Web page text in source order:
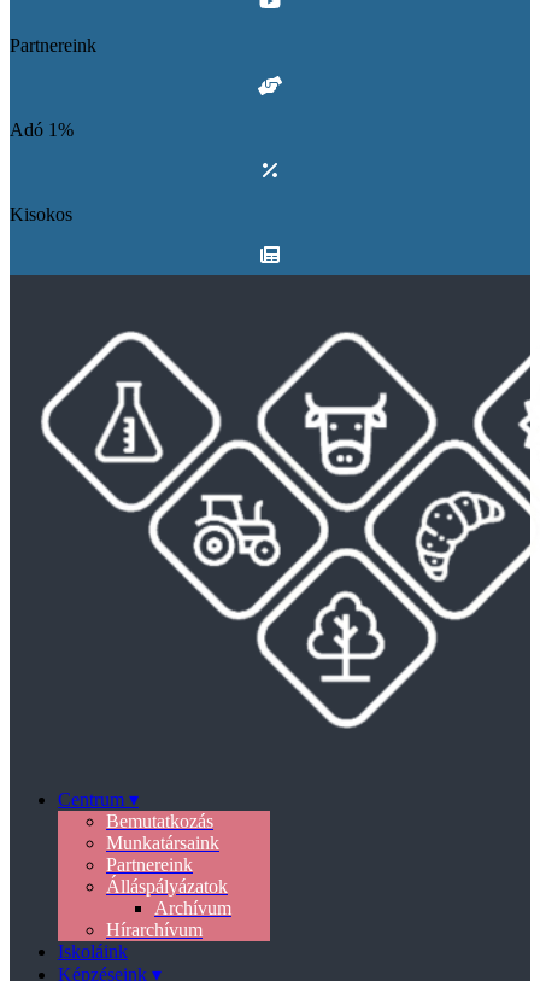
Partnereink
Adó 1%
Kisokos
Centrum ▾
Bemutatkozás
Munkatársaink
Partnereink
Álláspályázatok
Archívum
Hírarchívum
Iskoláink
Képzéseink ▾